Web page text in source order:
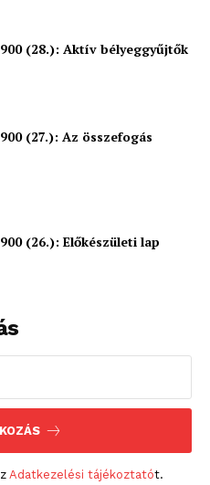
(28.): Aktív bélyeggyűjtők
(27.): Az összefogás
(26.): Előkészületi lap
Adatkezelési tájékoztatót.